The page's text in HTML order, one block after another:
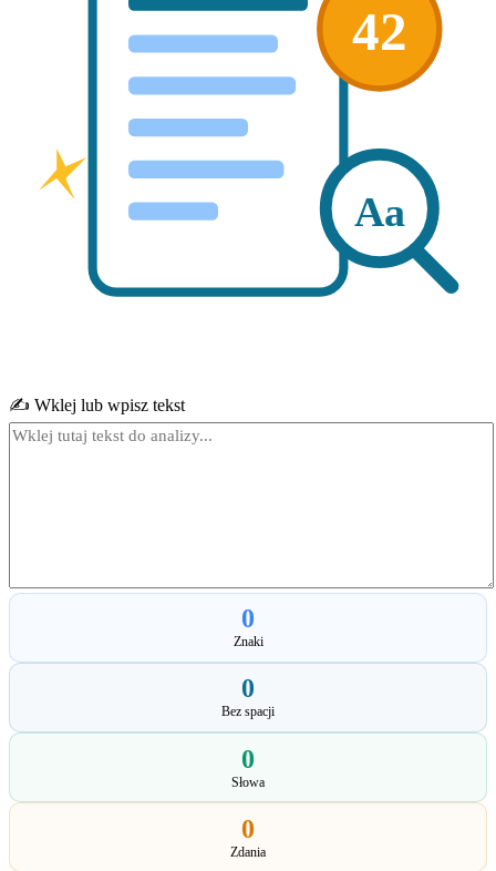
42
Aa
✍️ Wklej lub wpisz tekst
0
Znaki
0
Bez spacji
0
Słowa
0
Zdania